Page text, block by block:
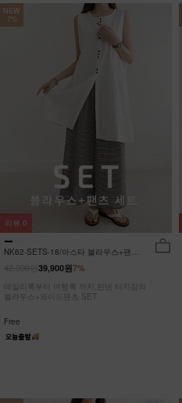
NEW
7%
NK62-SETS-18/아스타 블라우스+팬츠
7%
39,900원
데일리룩부터 여행룩 까지,린넨 터치감의
블라우스+와이드팬츠 SET
Free
리뷰 0